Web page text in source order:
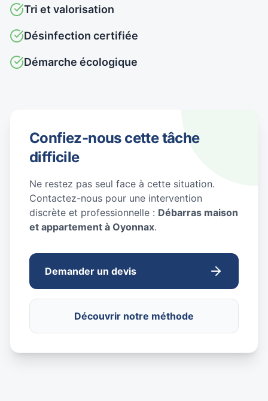
Tri et valorisation
Désinfection certifiée
Démarche écologique
Confiez-nous cette tâche
difficile
Ne restez pas seul face à cette situation.
Contactez-nous pour une intervention
discrète et professionnelle : Débarras maison
et appartement à Oyonnax.
Demander un devis
Découvrir notre méthode